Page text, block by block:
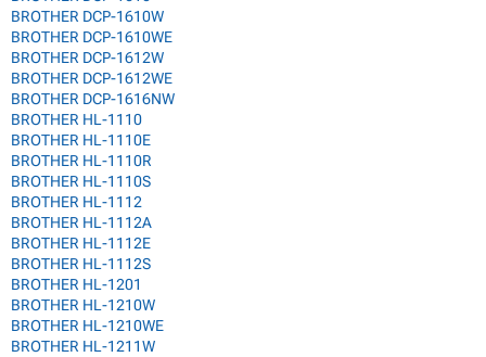
BROTHER DCP-1610W
BROTHER DCP-1610WE
BROTHER DCP-1612W
BROTHER DCP-1612WE
BROTHER DCP-1616NW
BROTHER HL-1110
BROTHER HL-1110E
BROTHER HL-1110R
BROTHER HL-1110S
BROTHER HL-1112
BROTHER HL-1112A
BROTHER HL-1112E
BROTHER HL-1112S
BROTHER HL-1201
BROTHER HL-1210W
BROTHER HL-1210WE
BROTHER HL-1211W